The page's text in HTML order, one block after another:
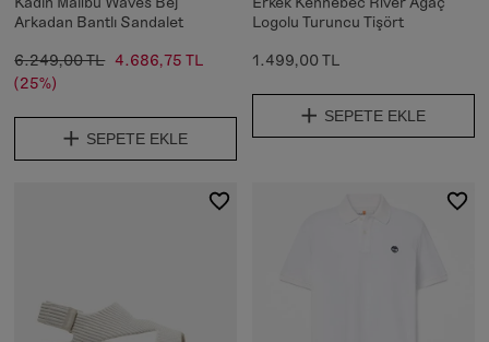
Arkadan Bantlı Sandalet
6.249,00 TL 4.686,75 TL
(25%)
SEPETE EKLE
Logolu Turuncu Tişört
1.499,00 TL
SEPETE EKLE